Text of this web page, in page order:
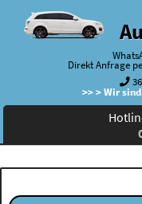
Direkt Anfrage
>> > Wir